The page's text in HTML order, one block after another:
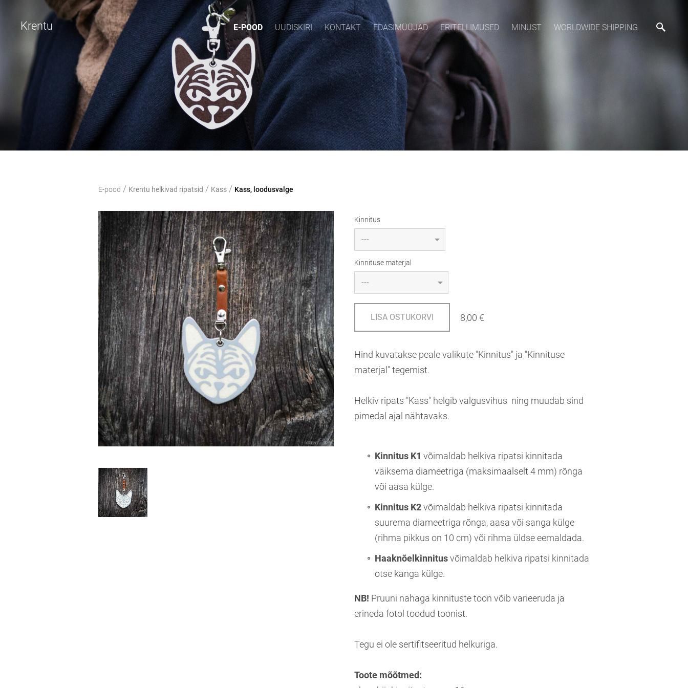
Krentu E-POOD UUDISKIRI KONTAKT EDASIMÜÜJAD ERITELLIMUSED MINUST WORLDWIDE SHIPPING
E-pood / Krentu helkivad ripatsid / Kass / Kass, loodusvalge
Kinnitus
Kinnituse materjal
LISA OSTUKORVI 8,00 €
Hind kuvatakse peale valikute "Kinnitus" ja "Kinnituse
materjal" tegemist.
Helkiv ripats "Kass" helgib valgusvihus ning muudab sind
pimedal ajal nähtavaks.
Kinnitus K1 võimaldab helkiva ripatsi kinnitada
väiksema diameetriga (maksimaalselt 4 mm) rõnga
või aasa külge.
Kinnitus K2võimaldab helkiva ripatsi kinnitada
suurema diameetriga rõnga, aasa või sanga külge
(rihma pikkus on 10 cm) või rihma üldse eemaldada.
Haaknõelkinnitusvõimaldab helkiva ripatsi kinnitada
otse kanga külge.
NB! Pruuni nahaga kinnituste toon võib varieeruda ja
erineda fotol toodud toonist.
Tegu ei ole sertifitseeritud helkuriga.
Toote mõõtmed: